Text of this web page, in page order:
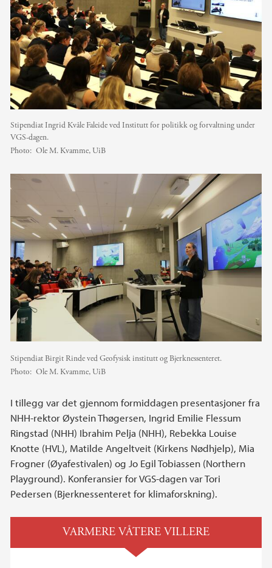
Stipendiat Ingrid Kvåle Faleide ved Institutt for politikk og forvaltning under
VGS-dagen.
Photo: Ole M. Kvamme, UiB
Stipendiat Birgit Rinde ved Geofysisk institutt og Bjerknessenteret.
Photo: Ole M. Kvamme, UiB
I tillegg var det gjennom formiddagen presentasjoner fra
NHH-rektor Øystein Thøgersen, Ingrid Emilie Flessum
Ringstad (NHH) Ibrahim Pelja (NHH), Rebekka Louise
Knotte (HVL), Matilde Angeltveit (Kirkens Nødhjelp), Mia
Frogner (Øyafestivalen) og Jo Egil Tobiassen (Northern
Playground). Konferansier for VGS-dagen var Tori
Pedersen (Bjerknessenteret for klimaforskning).
VARMERE VÅTERE VILLERE